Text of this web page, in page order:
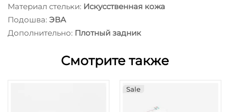
Материал стельки: Искусственная кожа
Подошва: ЭВА
Дополнительно: Плотный задник
Смотрите также
Sale